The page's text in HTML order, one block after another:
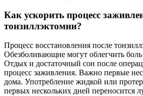
Как ускорить процесс
тонзиллэктомии?
Процесс восстановления после
Обезболивающие могут облегчить
Отдых и достаточный сон после
процесс заживления. Важно первые
дома. Употребление жидкой или
первых нескольких дней переносится